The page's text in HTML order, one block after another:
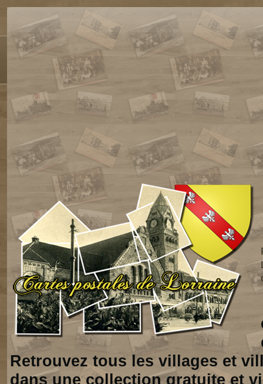
Retrouvez tous les villages et
dans une collection gratuite et